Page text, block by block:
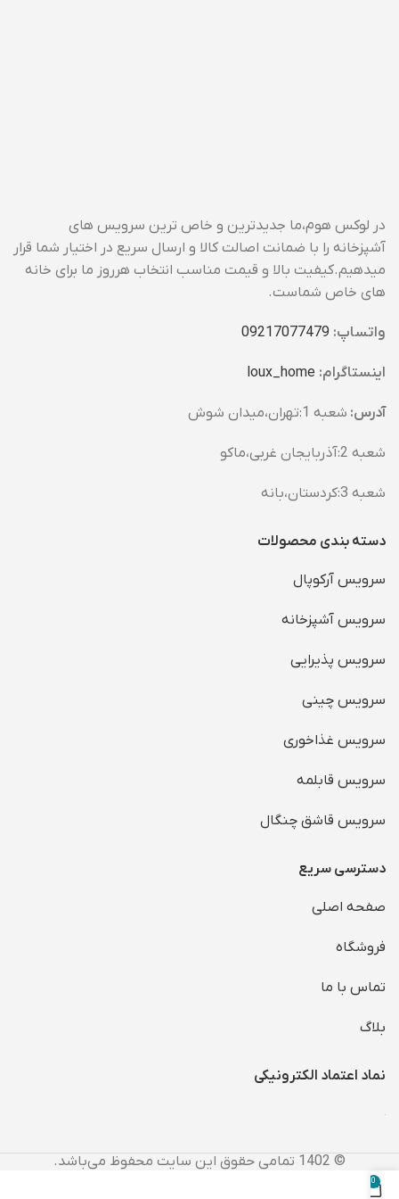
در لوکس هوم،ما جدیدترین و خاص ترین سرویس های
آشپزخانه را با ضمانت اصالت کالا و ارسال سریع در اختیار شما قرار
میدهیم.کیفیت بالا و قیمت مناسب انتخاب هرروز ما برای خانه
های خاص شماست.
واتساپ: 09217077479
اینستاگرام: loux_home​
آدرس: شعبه 1:تهران،میدان شوش
شعبه 2:آذربایجان غربی،ماکو
شعبه 3:کردستان،بانه
دسته بندی محصولات
سرویس آرکوپال
سرویس آشپزخانه
سرویس پذیرایی
سرویس چینی
سرویس غذاخوری
سرویس قابلمه
سرویس قاشق چنگال
دسترسی سریع
صفحه اصلی
فروشگاه
تماس با ما
بلاگ
نماد اعتماد الکترونیکی
© 1402 تمامی حقوق این سایت محفوظ می‌باشد.
0